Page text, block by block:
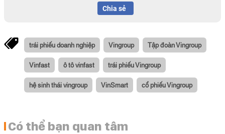
Chia sẻ
trái phiếu doanh nghiệp Vingroup Tập đoàn Vingroup
Vinfast ô tô vinfast trái phiếu Vingroup
hệ sinh thái vingroup VinSmart cổ phiếu Vingroup
Có thể bạn quan tâm